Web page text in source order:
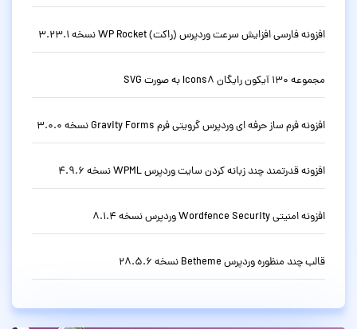
افزونه فارسی افزایش سرعت وردپرس (راکت) WP Rocket نسخه 3.23.1
مجموعه 130 آیکون رایگان Icons8 به صورت SVG
افزونه فرم ساز حرفه ای وردپرس گرویتی فرم Gravity Forms نسخه 3.0.0
افزونه قدرتمند چند زبانه کردن سایت وردپرس WPML نسخه 4.9.6
افزونه امنیتی Wordfence Security وردپرس نسخه 8.1.4
قالب چند منظوره وردپرس Betheme نسخه 28.5.6